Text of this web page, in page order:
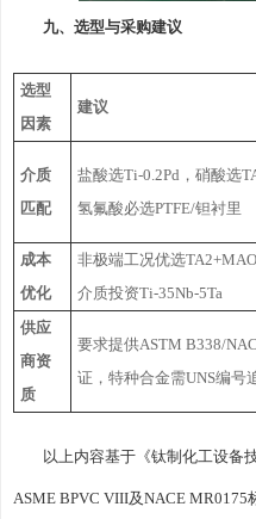
九、选型与采购建议
选型
因素
建议
介质
匹配
盐酸选Ti-0.2Pd，硝酸选
氢氟酸必选PTFE/钽衬里
成本
优化
非极端工况优选
介质投资Ti-35Nb-5Ta
供应
商资
质
要求提供ASTM B338/
证，特种合金需UNS编号
以上内容基于《钛制化工设备
ASME BPVC VIII及NACE